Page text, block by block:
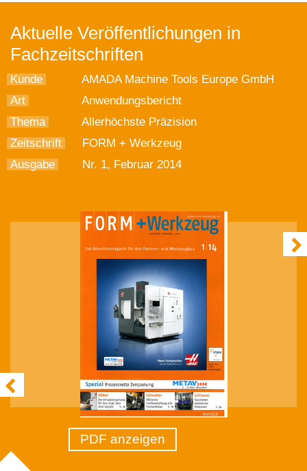
Aktuelle Veröffentlichungen in
Fachzeitschriften
Kunde
AMADA Machine Tools Europe GmbH
Art
Anwendungsbericht
Thema
Allerhöchste Präzision
Zeitschrift
FORM + Werkzeug
Ausgabe
Nr. 1, Februar 2014
PDF anzeigen